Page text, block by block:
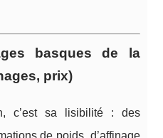
basques de la
prix)
c’est sa lisibilité : des